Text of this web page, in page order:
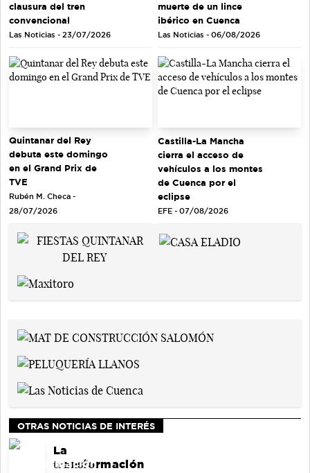
clausura del tren
convencional
Las Noticias - 23/07/2026
muerte de un lince
ibérico en Cuenca
Las Noticias - 06/08/2026
Quintanar del Rey
debuta este domingo
en el Grand Prix de
TVE
Rubén M. Checa -
28/07/2026
Castilla-La Mancha
cierra el acceso de
vehículos a los montes
de Cuenca por el
eclipse
EFE - 07/08/2026
OTRAS NOTICIAS DE INTERÉS
La
transformación